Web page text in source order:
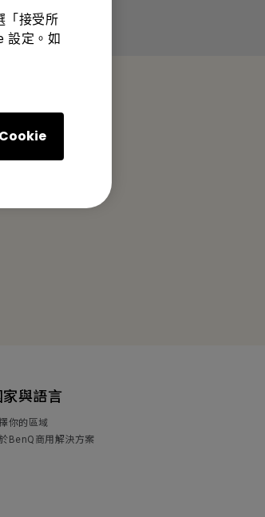
「接受所
設定。如
家與語言
你的區域
BenQ商用解決方案